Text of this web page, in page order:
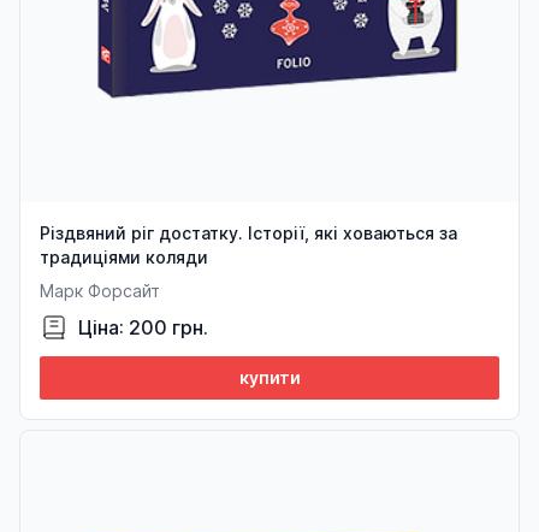
Різдвяний ріг достатку. Історії, які ховаються за
традиціями коляди
Марк Форсайт
Ціна: 200 грн.
купити